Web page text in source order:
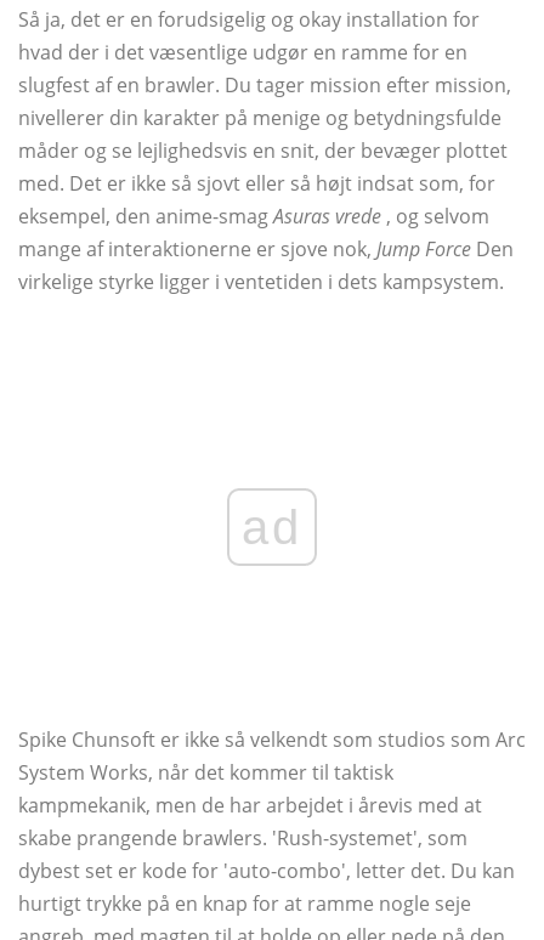
Så ja, det er en forudsigelig og okay installation for
hvad der i det væsentlige udgør en ramme for en
slugfest af en brawler. Du tager mission efter mission,
nivellerer din karakter på menige og betydningsfulde
måder og se lejlighedsvis en snit, der bevæger plottet
med. Det er ikke så sjovt eller så højt indsat som, for
eksempel, den anime-smagAsuras vrede , og selvom
mange af interaktionerne er sjove nok, Jump Force Den
virkelige styrke ligger i ventetiden i dets kampsystem.
ad
Spike Chunsoft er ikke så velkendt som studios som Arc
System Works, når det kommer til taktisk
kampmekanik, men de har arbejdet i årevis med at
skabe prangende brawlers. 'Rush-systemet', som
dybest set er kode for 'auto-combo', letter det. Du kan
hurtigt trykke på en knap for at ramme nogle seje